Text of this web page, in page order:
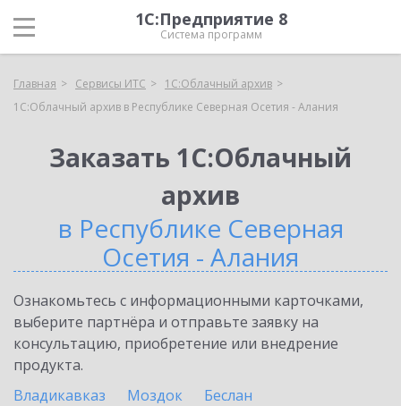
1С:Предприятие 8
Система программ
Главная Сервисы ИТС
1С:Облачный архив
1С:Облачный архив в Республике Северная Осетия - Алания
Заказать 1С:Облачный
архив
в Республике Северная
Осетия - Алания
Ознакомьтесь с информационными карточками,
выберите партнёра и отправьте заявку на
консультацию, приобретение или внедрение
продукта.
Владикавказ
Моздок
Беслан